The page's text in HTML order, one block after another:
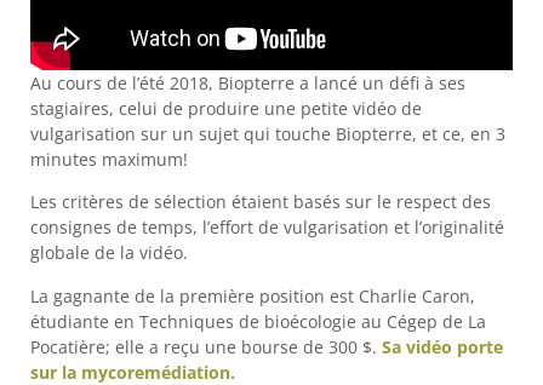
Au cours de l’été 2018, Biopterre a lancé un défi à ses
stagiaires, celui de produire une petite vidéo de
vulgarisation sur un sujet qui touche Biopterre, et ce, en 3
minutes maximum!
Les critères de sélection étaient basés sur le respect des
consignes de temps, l’effort de vulgarisation et l’originalité
globale de la vidéo.
La gagnante de la première position est Charlie Caron,
étudiante en Techniques de bioécologie au Cégep de La
Pocatière; elle a reçu une bourse de 300 $. Sa vidéo porte
sur la mycoremédiation.